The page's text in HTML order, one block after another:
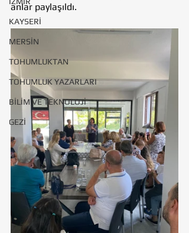
KAYSERİ
MERSİN
TOHUMLUKTAN
TOHUMLUK YAZARLARI
BİLİM VE TEKNOLOJİ
GEZİ
anlar paylaşıldı.